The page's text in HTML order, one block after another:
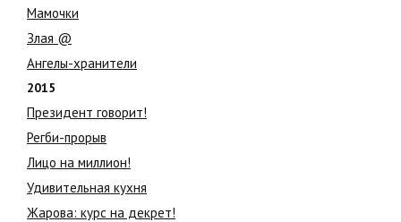
Мамочки
Злая @
Ангелы-хранители
2015
Президент говорит!
Регби-прорыв
Лицо на миллион!
Удивительная кухня
Жарова: курс на декрет!